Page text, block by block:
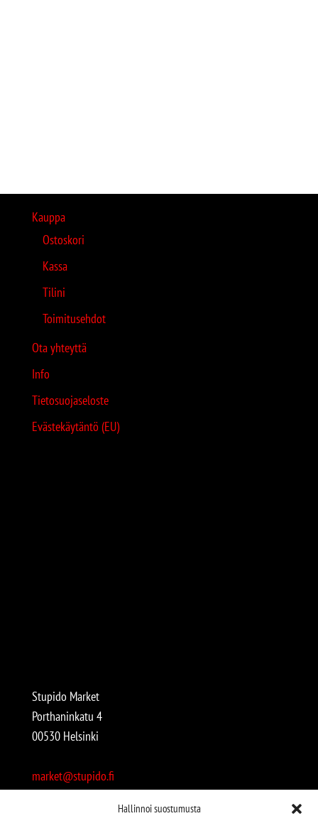
Hallinnoi suostumusta
Kauppa
Ostoskori
Kassa
Tilini
Toimitusehdot
Ota yhteyttä
Info
Tietosuojaseloste
Evästekäytäntö (EU)
Stupido Market
Porthaninkatu 4
00530 Helsinki
market@stupido.fi